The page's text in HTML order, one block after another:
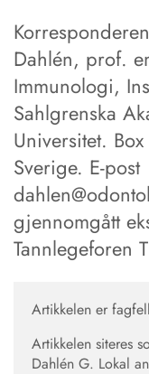
Dahlén, prof.
Immunologi,
Sahlgrenska
Universitet.
Sverige. E-post
gjennomgått
Tannlegeforen
Artikkelen er
Artikkelen siteres
Dahlén G. Lokal